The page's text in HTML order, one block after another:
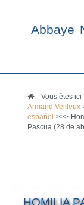
Abbaye
Vous êtes
Armand Veilleux
español
>>>
Pascua (28 de
HOMILIA